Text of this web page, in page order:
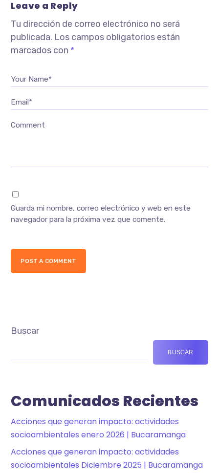
Leave a Reply
Tu dirección de correo electrónico no será
publicada. Los campos obligatorios están
marcados con *
Your Name*
Email*
Comment
Guarda mi nombre, correo electrónico y web en este
navegador para la próxima vez que comente.
POST A COMMENT
Buscar
BUSCAR
Comunicados Recientes
Acciones que generan impacto: actividades
socioambientales enero 2026 | Bucaramanga
Acciones que generan impacto: actividades
socioambientales Diciembre 2025 | Bucaramanga